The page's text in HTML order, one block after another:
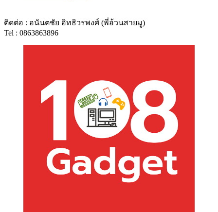
ติดต่อ : อนันตชัย อิทธิวรพงศ์ (พี่อ้วนสายมู)
Tel : 0863863896